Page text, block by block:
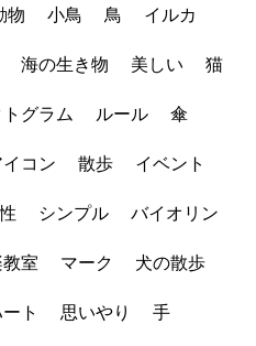
物 小鳥 鳥 イルカ
海の生き物 美しい 猫
トグラム ルール 傘
イコン 散歩 イベント
シンプル バイオリン
室 マーク 犬の散歩
ト 思いやり 手